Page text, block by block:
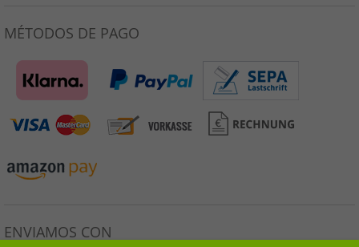
MÉTODOS DE PAGO
ENVIAMOS CON